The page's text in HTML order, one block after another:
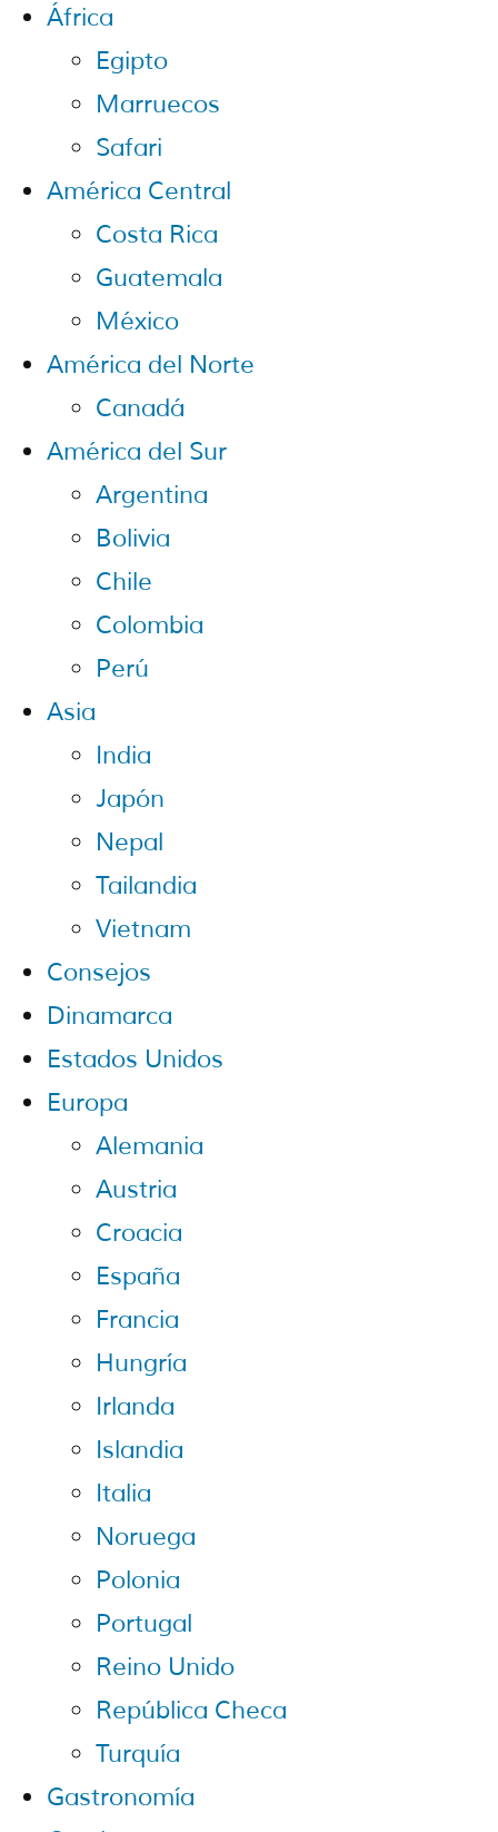
África
Egipto
Marruecos
Safari
América Central
Costa Rica
Guatemala
México
América del Norte
Canadá
América del Sur
Argentina
Bolivia
Chile
Colombia
Perú
Asia
India
Japón
Nepal
Tailandia
Vietnam
Consejos
Dinamarca
Estados Unidos
Europa
Alemania
Austria
Croacia
España
Francia
Hungría
Irlanda
Islandia
Italia
Noruega
Polonia
Portugal
Reino Unido
República Checa
Turquía
Gastronomía